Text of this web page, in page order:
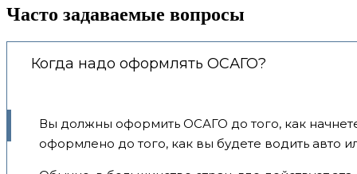
Часто задаваемые вопросы
Когда надо оформлять ОСАГО?
Вы должны оформить ОСАГО до того, как
оформлено до того, как вы будете водить авто